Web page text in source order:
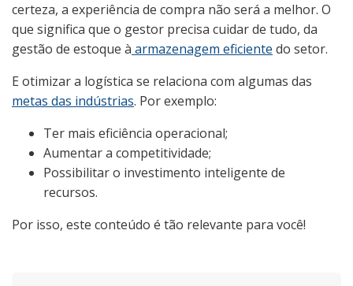
certeza, a experiência de compra não será a melhor. O
que significa que o gestor precisa cuidar de tudo, da
gestão de estoque à armazenagem eficiente do setor.
E otimizar a logística se relaciona com algumas das
metas das indústrias. Por exemplo:
Ter mais eficiência operacional;
Aumentar a competitividade;
Possibilitar o investimento inteligente de
recursos.
Por isso, este conteúdo é tão relevante para você!